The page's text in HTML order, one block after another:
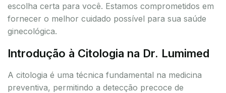
escolha certa para você. Estamos comprometidos em
fornecer o melhor cuidado possível para sua saúde
ginecológica.
Introdução à Citologia na Dr. Lumimed
A citologia é uma técnica fundamental na medicina
preventiva, permitindo a detecção precoce de